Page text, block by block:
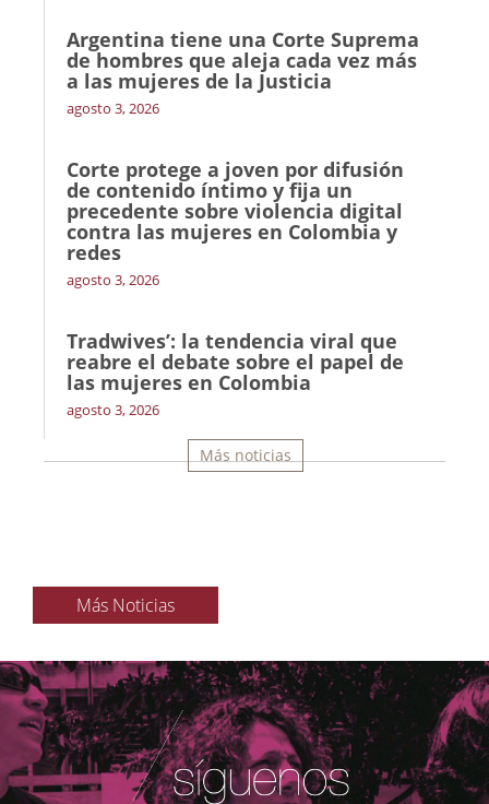
Argentina tiene una Corte Suprema
de hombres que aleja cada vez más
a las mujeres de la Justicia
agosto 3, 2026
Corte protege a joven por difusión
de contenido íntimo y fija un
precedente sobre violencia digital
contra las mujeres en Colombia y
redes
agosto 3, 2026
Tradwives’: la tendencia viral que
reabre el debate sobre el papel de
las mujeres en Colombia
agosto 3, 2026
Más noticias
Más Noticias